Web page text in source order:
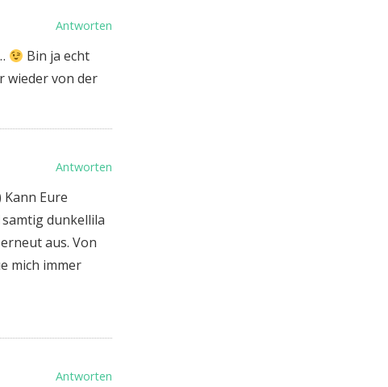
Antworten
Bin ja echt
wieder von der
Antworten
Kann Eure
dunkellila
aus. Von
mich immer
Antworten